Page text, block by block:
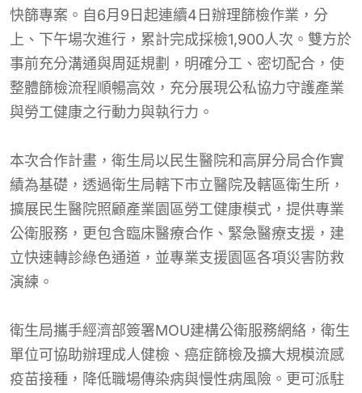
快篩專案。自6月9日起連續4日辦理篩檢作業，分
上、下午場次進行，累計完成採檢1,900人次。雙方於
事前充分溝通與周延規劃，明確分工、密切配合，使
整體篩檢流程順暢高效，充分展現公私協力守護產業
與勞工健康之行動力與執行力。
本次合作計畫，衛生局以民生醫院和高屏分局合作實
績為基礎，透過衛生局轄下市立醫院及轄區衛生所，
擴展民生醫院照顧產業園區勞工健康模式，提供專業
公衛服務，更包含臨床醫療合作、緊急醫療支援，建
立快速轉診綠色通道，並專業支援園區各項災害防救
演練。
衛生局攜手經濟部簽署MOU建構公衛服務網絡，衛生
單位可協助辦理成人健檢、癌症篩檢及擴大規模流感
疫苗接種，降低職場傳染病與慢性病風險。更可派駐